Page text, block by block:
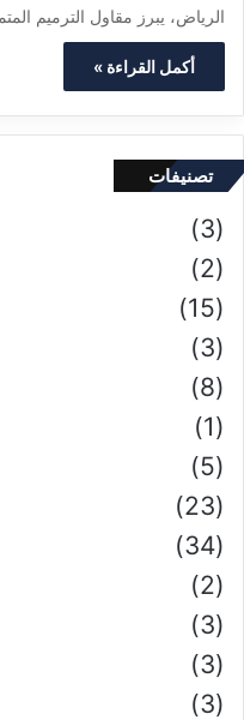
الرياض، يبرز مقاول الترميم
أكمل القراءة »
تصنيفات
(3)
(2)
(15)
(3)
(8)
(1)
(5)
(23)
(34)
(2)
(3)
(3)
(3)